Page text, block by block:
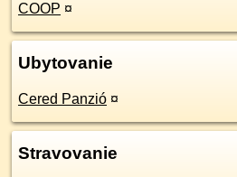
COOP ¤
Ubytovanie
Cered Panzió ¤
Stravovanie